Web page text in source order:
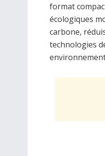
format
écologiques
carbone,
technologies